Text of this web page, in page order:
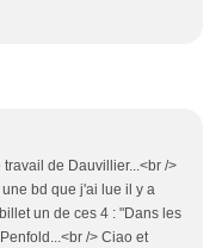
de Dauvillier...<br />
bd que j'ai lue il y a
un de ces 4 : "Dans les
/> Ciao et